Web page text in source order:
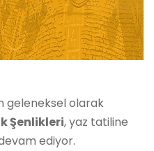
geleneksel olarak
Şenlikleri, yaz tatiline
ediyor.